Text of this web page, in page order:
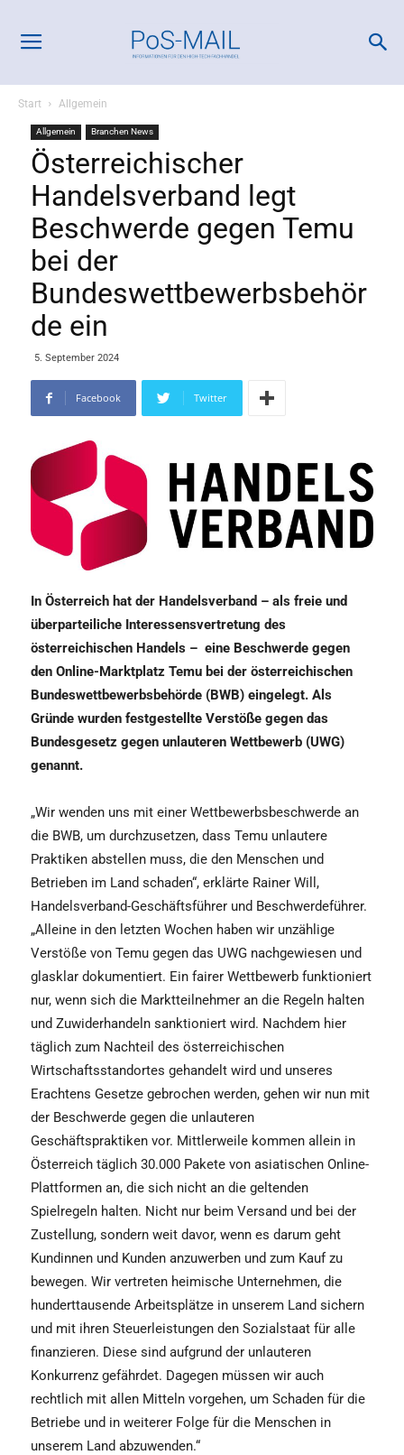
Start Allgemein
Allgemein Branchen News
Österreichischer
Handelsverband legt
Beschwerde gegen Temu
bei der
Bundeswettbewerbsbehör
de ein
5. September 2024
Facebook Twitter
In Österreich hat der Handelsverband – als freie und
überparteiliche Interessensvertretung des
österreichischen Handels – eine Beschwerde gegen
den Online-Marktplatz Temu bei der österreichischen
Bundeswettbewerbsbehörde (BWB) eingelegt. Als
Gründe wurden festgestellte Verstöße gegen das
Bundesgesetz gegen unlauteren Wettbewerb (UWG)
genannt.
„Wir wenden uns mit einer Wettbewerbsbeschwerde an
die BWB, um durchzusetzen, dass Temu unlautere
Praktiken abstellen muss, die den Menschen und
Betrieben im Land schaden“, erklärte Rainer Will,
Handelsverband-Geschäftsführer und Beschwerdeführer.
„Alleine in den letzten Wochen haben wir unzählige
Verstöße von Temu gegen das UWG nachgewiesen und
glasklar dokumentiert. Ein fairer Wettbewerb funktioniert
nur, wenn sich die Marktteilnehmer an die Regeln halten
und Zuwiderhandeln sanktioniert wird. Nachdem hier
täglich zum Nachteil des österreichischen
Wirtschaftsstandortes gehandelt wird und unseres
Erachtens Gesetze gebrochen werden, gehen wir nun mit
der Beschwerde gegen die unlauteren
Geschäftspraktiken vor. Mittlerweile kommen allein in
Österreich täglich 30.000 Pakete von asiatischen Online-
Plattformen an, die sich nicht an die geltenden
Spielregeln halten. Nicht nur beim Versand und bei der
Zustellung, sondern weit davor, wenn es darum geht
Kundinnen und Kunden anzuwerben und zum Kauf zu
bewegen. Wir vertreten heimische Unternehmen, die
hunderttausende Arbeitsplätze in unserem Land sichern
und mit ihren Steuerleistungen den Sozialstaat für alle
finanzieren. Diese sind aufgrund der unlauteren
Konkurrenz gefährdet. Dagegen müssen wir auch
rechtlich mit allen Mitteln vorgehen, um Schaden für die
Betriebe und in weiterer Folge für die Menschen in
unserem Land abzuwenden.“